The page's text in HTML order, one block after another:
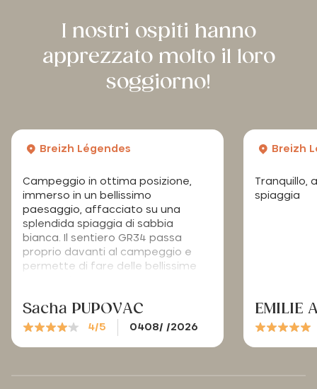
I nostri ospiti hanno
apprezzato molto il loro
soggiorno!
Breizh Légendes
Campeggio in ottima posizione,
immerso in un bellissimo
paesaggio, affacciato su una
splendida spiaggia di sabbia
bianca. Il sentiero GR34 passa
proprio davanti al campeggio e
permette di fare delle bellissime
Sacha PUPOVAC
4/5 0408/ /2026
Breizh
Tranquillo,
spiaggia
EMILIE